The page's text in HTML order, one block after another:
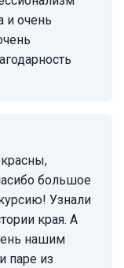
и очень
большое
Узнали
края. А
нашим
паре из